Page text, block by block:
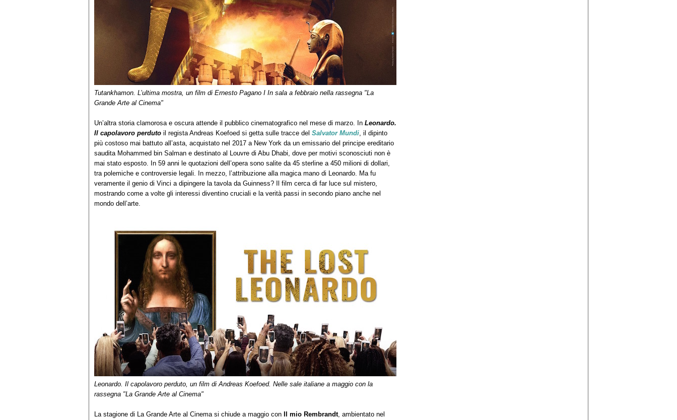
Tutankhamon. L’ultima mostra, un film di Ernesto Pagano I In sala a febbraio nella rassegna "La
Grande Arte al Cinema"
Un’altra storia clamorosa e oscura attende il pubblico cinematografico nel mese di marzo. In Leonardo.
Il capolavoro perduto il regista Andreas Koefoed si getta sulle tracce del Salvator Mundi, il dipinto
più costoso mai battuto all’asta, acquistato nel 2017 a New York da un emissario del principe ereditario
saudita Mohammed bin Salman e destinato al Louvre di Abu Dhabi, dove per motivi sconosciuti non è
mai stato esposto. In 59 anni le quotazioni dell’opera sono salite da 45 sterline a 450 milioni di dollari,
tra polemiche e controversie legali. In mezzo, l’attribuzione alla magica mano di Leonardo. Ma fu
veramente il genio di Vinci a dipingere la tavola da Guinness? Il film cerca di far luce sul mistero,
mostrando come a volte gli interessi diventino cruciali e la verità passi in secondo piano anche nel
mondo dell’arte.
Leonardo. Il capolavoro perduto, un film di Andreas Koefoed. Nelle sale italiane a maggio con la
rassegna "La Grande Arte al Cinema"
La stagione di La Grande Arte al Cinema si chiude a maggio con Il mio Rembrandt, ambientato nel